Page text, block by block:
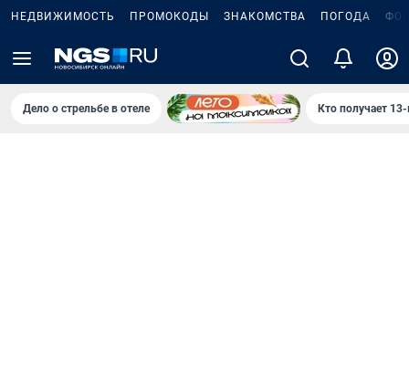
НЕДВИЖИМОСТЬ ПРОМОКОДЫ ЗНАКОМСТВА ПОГОДА
Дело о стрельбе в отеле Кто получает